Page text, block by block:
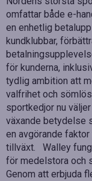
omfattar både e-
en enhetlig
kundklubbar,
för kunderna,
tydlig ambition att
valfrihet och
sportkedjor nu
växande betydelse
en avgörande
tillväxt. Walley
för medelstora och
Genom att erbjuda